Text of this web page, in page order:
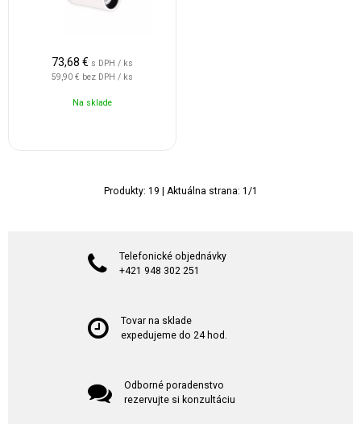
73,68 € s DPH / ks
59,90 € bez DPH / ks
Na sklade
Produkty: 19 | Aktuálna strana: 1 /1
Telefonické objednávky
+421 948 302 251
Tovar na sklade
expedujeme do 24 hod.
Odborné poradenstvo
rezervujte si konzultáciu